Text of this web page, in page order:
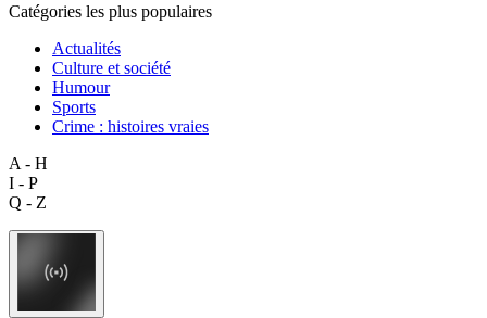
Catégories les plus populaires
Actualités
Culture et société
Humour
Sports
Crime : histoires vraies
A - H
I - P
Q - Z